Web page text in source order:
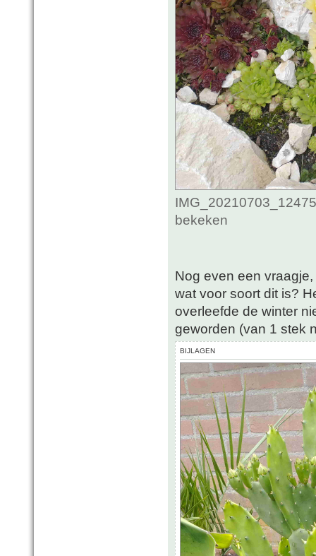
bekeken
Nog even een
wat voor soort dit is?
overleefde de winter
geworden (van 1 stek
BIJLAGEN